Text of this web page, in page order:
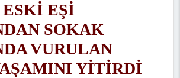
EŞİ
SOKAK
VURULAN
YİTİRDİ